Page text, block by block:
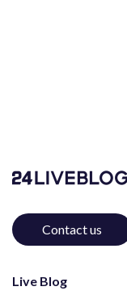
Contact us
Live Blog